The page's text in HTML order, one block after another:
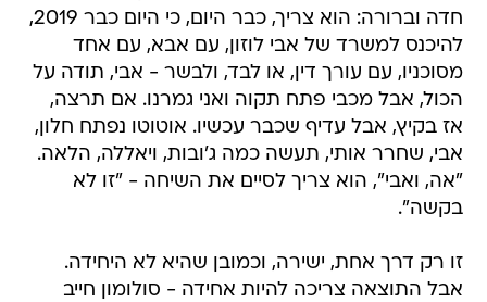
חדה וברורה: הוא צריך, כבר היום, כי היום כבר 2019,
להיכנס למשרד של אבי לוזון, עם אבא, עם אחד
מסוכניו, עם עורך דין, או לבד, ולבשר - אבי, תודה על
הכול, אבל מכבי פתח תקוה ואני גמרנו. אם תרצה,
אז בקיץ, אבל עדיף שכבר עכשיו. אוטוטו נפתח חלון,
אבי, שחרר אותי, תעשה כמה ג'ובות, ויאללה, הלאה.
"אה, ואבי", הוא צריך לסיים את השיחה - "זו לא
בקשה".
זו רק דרך אחת, ישירה, וכמובן שהיא לא היחידה.
אבל התוצאה צריכה להיות אחידה - סולומון חייב